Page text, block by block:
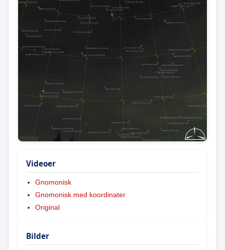
Videoer
Gnomonisk
Gnomonisk med koordinater
Original
Bilder